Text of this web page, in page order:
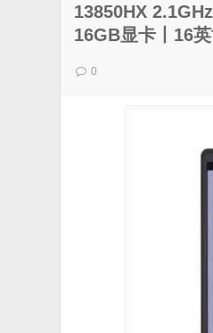
13850HX
16GB显卡丨16
0